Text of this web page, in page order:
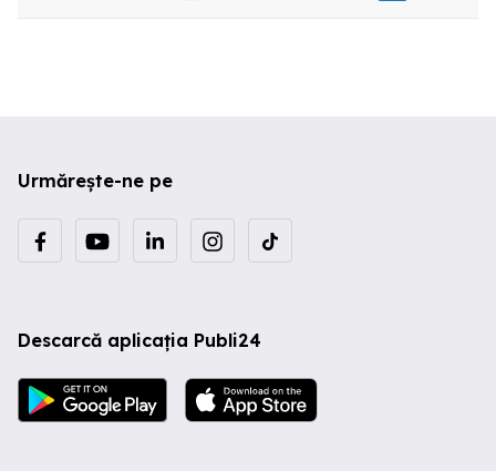
Urmărește-ne pe
Descarcă aplicația Publi24